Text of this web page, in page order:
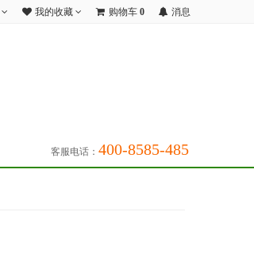
我的收藏 购物车 0 消息
客服电话： 400-8585-485